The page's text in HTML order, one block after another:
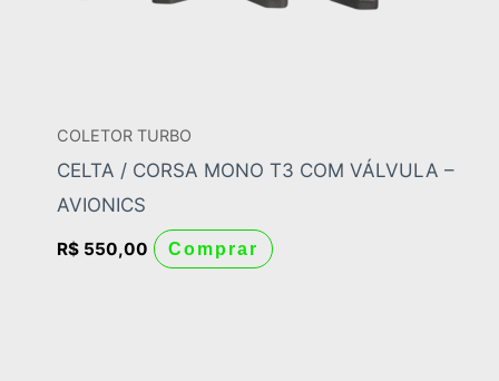
COLETOR TURBO
CELTA / CORSA MONO T3 COM VÁLVULA –
AVIONICS
R$ 550,00 Comprar